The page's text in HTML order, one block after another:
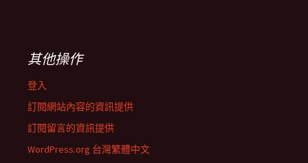
其他操作
登入
訂閱網站內容的資訊提供
訂閱留言的資訊提供
WordPress.org 台灣繁體中文